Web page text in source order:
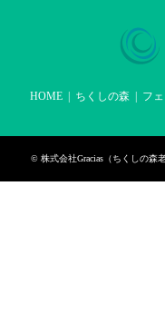
HOME ちくしの森 フ
© 株式会社Gracias（ちくしの森